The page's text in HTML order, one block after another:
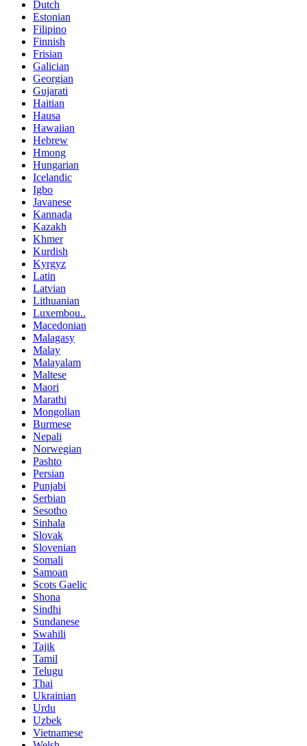
Dutch
Estonian
Filipino
Finnish
Frisian
Galician
Georgian
Gujarati
Haitian
Hausa
Hawaiian
Hebrew
Hmong
Hungarian
Icelandic
Igbo
Javanese
Kannada
Kazakh
Khmer
Kurdish
Kyrgyz
Latin
Latvian
Lithuanian
Luxembou..
Macedonian
Malagasy
Malay
Malayalam
Maltese
Maori
Marathi
Mongolian
Burmese
Nepali
Norwegian
Pashto
Persian
Punjabi
Serbian
Sesotho
Sinhala
Slovak
Slovenian
Somali
Samoan
Scots Gaelic
Shona
Sindhi
Sundanese
Swahili
Tajik
Tamil
Telugu
Thai
Ukrainian
Urdu
Uzbek
Vietnamese